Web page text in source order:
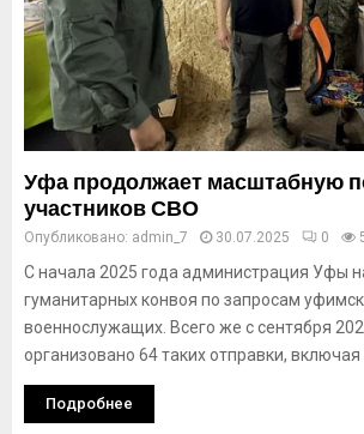
Уфа продолжает масштабную
участников СВО
Опубликовано: admin_7 30.07.2025 0
С начала 2025 года администрация Уфы
гуманитарных конвоя по запросам
военнослужащих. Всего же с сентября
организовано 64 таких отправки, включая
Подробнее